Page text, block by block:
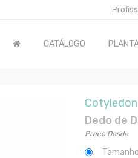
CATÁLOGO
Dedo de
Preco Desde